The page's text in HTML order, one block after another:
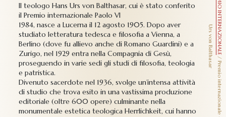
PREMIO INTERNAZIONALE
/
U
r
Il teologo Hans Urs von Balthasar, cui è stato conferito
il Premio internazionale Paolo VI
1984, nasce a Lucerna il 12 agosto 1905. Dopo aver
studiato letteratura tedesca e filosofia a Vienna, a
Berlino (dove fu allievo anche di Romano Guardini) e a
Zurigo, nel 1929 entra nella Compagnia di Gesù,
proseguendo in varie sedi gli studi di filosofia, teologia
e patristica.
Divenuto sacerdote nel 1936, svolge un’intensa attività
di studio che trova esito in una vastissima produzione
editoriale (oltre 600 opere) culminante nella
monumentale estetica teologica Herrlichkeit, cui hanno